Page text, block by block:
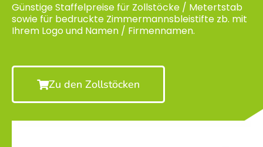
Günstige Staffelpreise für Zollstöcke / Metertstab
sowie für bedruckte Zimmermannsbleistifte zb. mit
Ihrem Logo und Namen / Firmennamen.
Zu den Zollstöcken